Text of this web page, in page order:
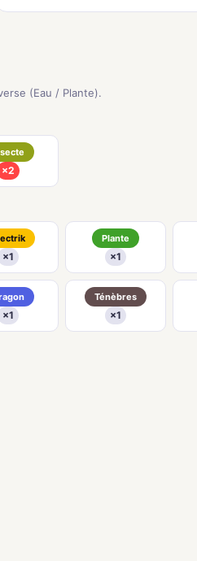
(Eau / Plante).
×2
×1
Plante
×1
×1
Ténèbres
×1